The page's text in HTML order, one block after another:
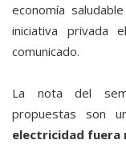
economía
iniciativa privada
comunicado.
La nota del
propuestas son
electricidad fuera